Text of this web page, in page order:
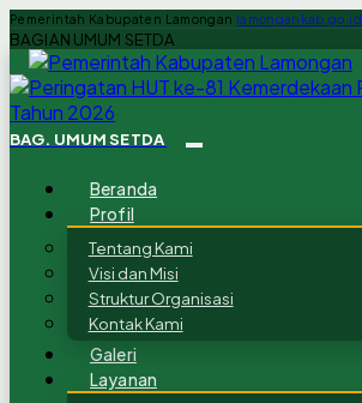
Pemerintah Kabupaten Lamongan lamongankab.go.id
BAGIAN UMUM SETDA
BAG. UMUM SETDA
Beranda
Profil
Tentang Kami
Visi dan Misi
Struktur Organisasi
Kontak Kami
Galeri
Layanan